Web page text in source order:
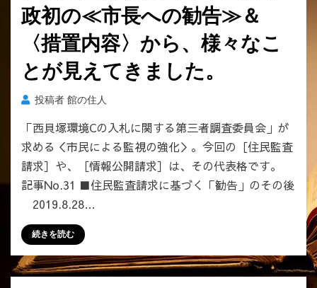
政初の≪市長への勧告≫＆
〈措置内容〉から、様々なこ
とが見えてきました。
投稿者 館の住人
「西貝塚環境Cの入札に関する第三者調査委員会」が
求める＜市民による監視の強化＞。今回の［住民監査
請求］や、［情報公開請求］は、その代表格です。
記事No.31 ■住民監査請求に基づく「勧告」のその後
2019.8.28…
続きを読む